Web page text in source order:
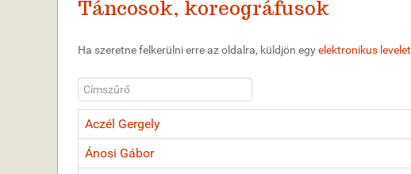
Táncosok, koreográfusok
Ha szeretne felkerülni erre az oldalra, küldjön egyelektronikus levelet
Címszűrő
Aczél Gergely
Ánosi Gábor